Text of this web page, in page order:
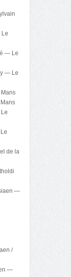
— Le
— Le
de la
—
/
—